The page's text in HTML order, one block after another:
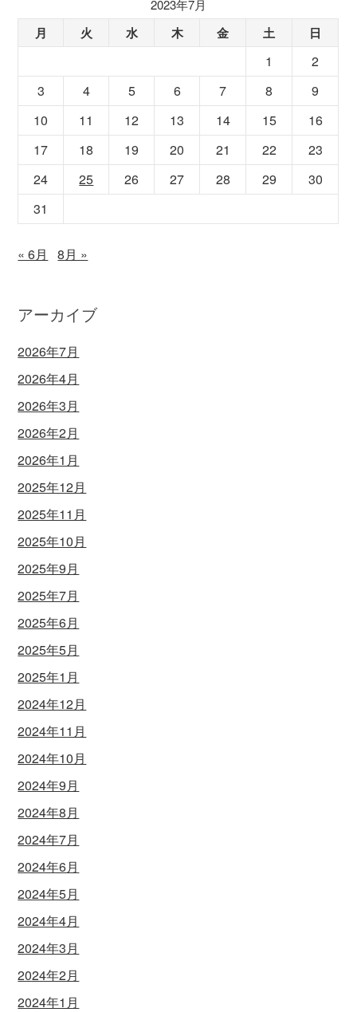
2023年7月
月 火 水 木 金 土 日
1
2
3
4 5 6 7 8
9
10
11 12 13 14 15
16
17
18 19 20 21 22
23
24
25 26 27 28 29
30
31
« 6月 8月 »
アーカイブ
2026年7月
2026年4月
2026年3月
2026年2月
2026年1月
2025年12月
2025年11月
2025年10月
2025年9月
2025年7月
2025年6月
2025年5月
2025年1月
2024年12月
2024年11月
2024年10月
2024年9月
2024年8月
2024年7月
2024年6月
2024年5月
2024年4月
2024年3月
2024年2月
2024年1月